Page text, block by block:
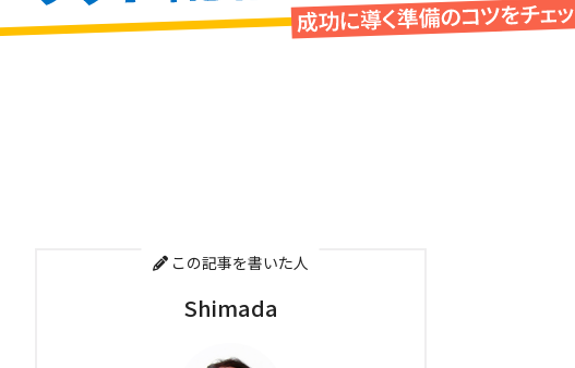
この記事を書いた人
Shimada